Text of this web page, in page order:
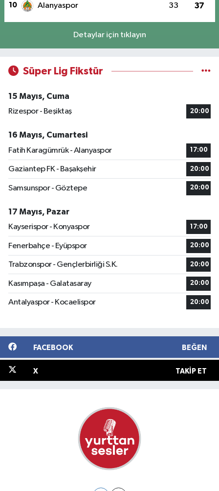
10 Alanyaspor 33 37
Detaylar için tıklayın
Süper Lig Fikstür
15 Mayıs, Cuma
Rizespor - Beşiktaş
20:00
16 Mayıs, Cumartesi
Fatih Karagümrük - Alanyaspor
17:00
Gaziantep FK - Başakşehir 20:00
Samsunspor - Göztepe 20:00
17 Mayıs, Pazar
Kayserispor - Konyaspor
17:00
Fenerbahçe - Eyüpspor 20:00
Trabzonspor - Gençlerbirliği S.K. 20:00
Kasımpaşa - Galatasaray 20:00
Antalyaspor - Kocaelispor 20:00
FACEBOOK BEĞEN
X TAKIP ET